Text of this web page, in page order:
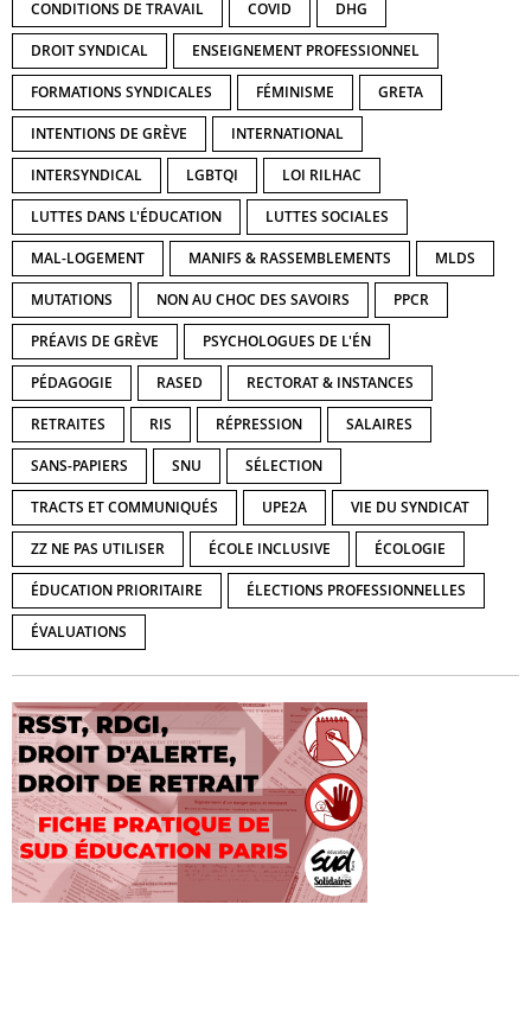
CONDITIONS DE TRAVAIL COVID DHG
DROIT SYNDICAL ENSEIGNEMENT PROFESSIONNEL
FORMATIONS SYNDICALES FÉMINISME GRETA
INTENTIONS DE GRÈVE INTERNATIONAL
INTERSYNDICAL LGBTQI LOI RILHAC
LUTTES DANS L'ÉDUCATION LUTTES SOCIALES
MAL-LOGEMENT MANIFS & RASSEMBLEMENTS MLDS
MUTATIONS NON AU CHOC DES SAVOIRS PPCR
PRÉAVIS DE GRÈVE PSYCHOLOGUES DE L'ÉN
PÉDAGOGIE RASED RECTORAT & INSTANCES
RETRAITES RIS RÉPRESSION SALAIRES
SANS-PAPIERS SNU SÉLECTION
TRACTS ET COMMUNIQUÉS UPE2A VIE DU SYNDICAT
ZZ NE PAS UTILISER ÉCOLE INCLUSIVE ÉCOLOGIE
ÉDUCATION PRIORITAIRE ÉLECTIONS PROFESSIONNELLES
ÉVALUATIONS